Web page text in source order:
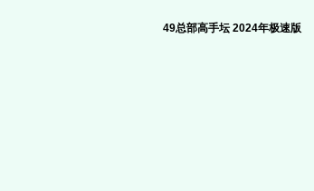
49总部高手坛 2024年极速版